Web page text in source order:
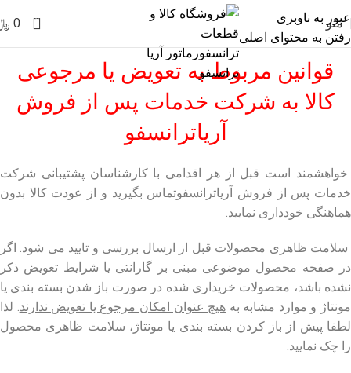
عبور به ناوبری
رفتن به محتوای اصلی
منو 0
0
قوانین مربوط به تعویض یا مرجوعی
کالا به شرکت خدمات پس از فروش
آریاترانسفو
خواهشمند است قبل از هر اقدامی با کارشناسان پشتیبانی شرکت
خدمات پس از فروش آریاترانسفوتماس بگیرید و از عودت کالا بدون
هماهنگی خودداری نمایید.
سلامت ظاهری محصولات قبل از ارسال بررسی و تایید می شود. اگر
در صفحه محصول موضوعی مبنی بر گارانتی یا شرایط تعویض ذکر
نشده باشد، محصولات خریداری شده در صورت باز شدن بسته بندی یا
مونتاژ و موارد مشابه به هیچ عنوان امکان مرجوع یا تعویض ندارند. لذا
لطفا پیش از باز کردن بسته بندی یا مونتاژ، سلامت ظاهری محصول
را چک نمایید.